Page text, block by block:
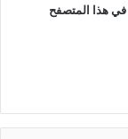
في هذا المتصفح